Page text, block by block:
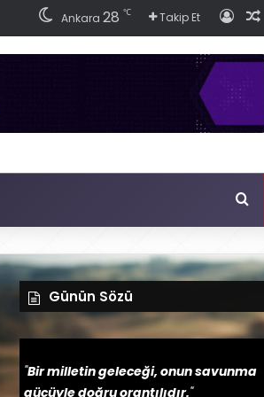
Ankara 28 ℃ Takip Et Giriş
Ara
Günün Sözü
"Bir milletin geleceği, onun savunma
gücüyle doğru orantılıdır."